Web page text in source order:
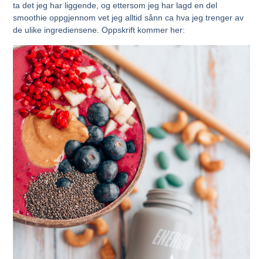
ta det jeg har liggende, og ettersom jeg har lagd en del
smoothie oppgjennom vet jeg alltid sånn ca hva jeg trenger av
de ulike ingrediensene. Oppskrift kommer her: